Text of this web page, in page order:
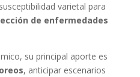
varietal para
de enfermedades
su principal aporte es
, anticipar escenarios